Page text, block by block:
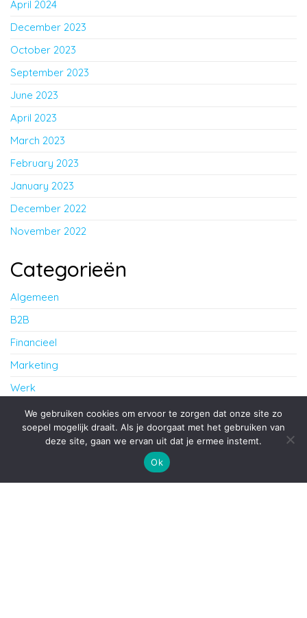
April 2024
December 2023
October 2023
September 2023
June 2023
April 2023
March 2023
February 2023
January 2023
December 2022
November 2022
Categorieën
Algemeen
B2B
Financieel
Marketing
Werk
Zakelijk
WordPress
We gebruiken cookies om ervoor te zorgen dat onze site zo
soepel mogelijk draait. Als je doorgaat met het gebruiken van
deze site, gaan we ervan uit dat je ermee instemt.
Ok